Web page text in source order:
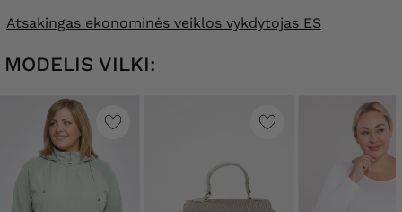
Atsakingas ekonominės veiklos vykdytojas ES
MODELIS VILKI: